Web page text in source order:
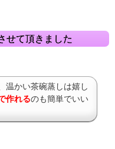
せて頂きました
温かい茶碗蒸しは嬉し
作れるのも簡単でいい